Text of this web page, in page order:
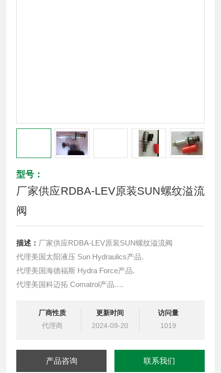
型号：
厂家供应RDBA-LEV原装SUN螺纹溢流
阀
描述： 厂家供应RDBA-LEV原装SUN螺纹溢流阀
代理美国太阳液压 Sun Hydraulics产品.
代理美国海德福斯 Hydra Force产品.
代理美国科迈拓 Comatrol产品.
提供油路系统设计,油路块设计,阀块设计与选型
液压油缸，经销力士乐、派克、中国台湾北部等液压元件
厂商性质
代理商
更新时间
2024-09-20
访问量
1019
产品咨询 联系我们